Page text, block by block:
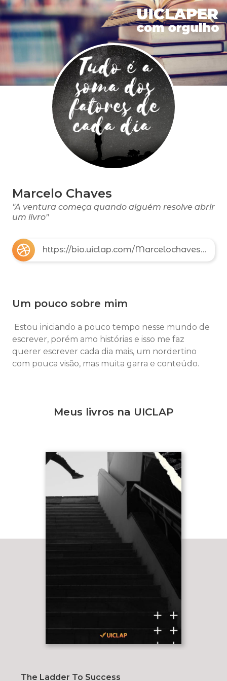
Marcelo Chaves
"A ventura começa quando alguém resolve abrir
um livro"
https://bio.uiclap.com/Marcelochaves571
Um pouco sobre mim
Estou iniciando a pouco tempo nesse mundo de
escrever, porém amo histórias e isso me faz
querer escrever cada dia mais, um nordertino
com pouca visão, mas muita garra e conteúdo.
Meus livros na UICLAP
The Ladder To Success